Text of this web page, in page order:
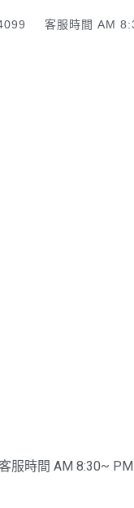
客服時間 AM
客服時間 AM 8:30~